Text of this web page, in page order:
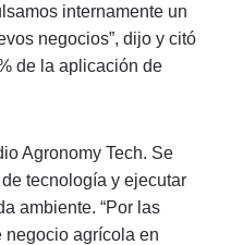
internamente un
negocios”, dijo y citó
de la aplicación de
Agronomy Tech. Se
tecnología y ejecutar
ambiente. “Por las
negocio agrícola en